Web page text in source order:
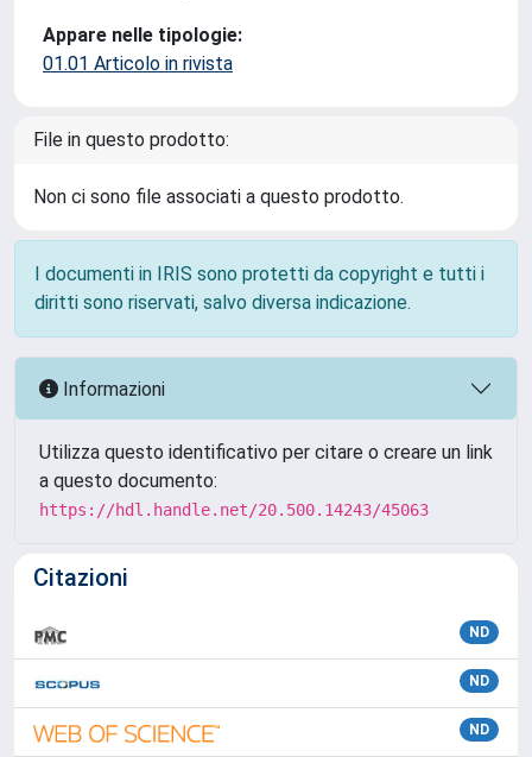
Appare nelle tipologie:
01.01 Articolo in rivista
File in questo prodotto:
Non ci sono file associati a questo prodotto.
I documenti in IRIS sono protetti da copyright e tutti i
diritti sono riservati, salvo diversa indicazione.
Informazioni
Utilizza questo identificativo per citare o creare un link
a questo documento:
https://hdl.handle.net/20.500.14243/45063
Citazioni
ND
ND
ND